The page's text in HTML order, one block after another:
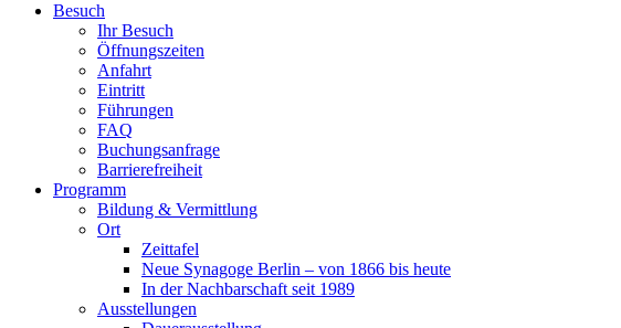
Besuch
Ihr Besuch
Öffnungszeiten
Anfahrt
Eintritt
Führungen
FAQ
Buchungsanfrage
Barrierefreiheit
Programm
Bildung & Vermittlung
Ort
Zeittafel
Neue Synagoge Berlin – von 1866 bis heute
In der Nachbarschaft seit 1989
Ausstellungen